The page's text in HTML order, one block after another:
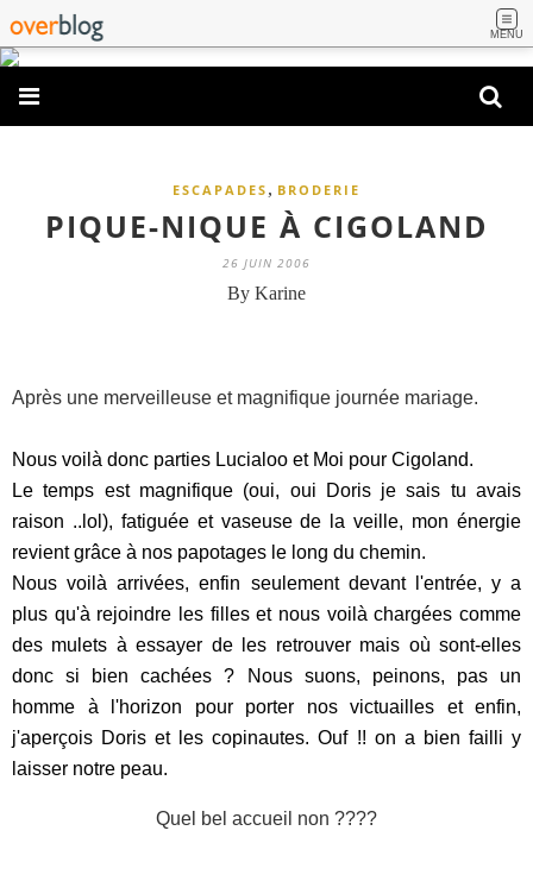
MENU
ESCAPADES , BRODERIE
PIQUE-NIQUE À CIGOLAND
26 JUIN 2006
By Karine
Après une merveilleuse et magnifique journée mariage.
Nous voilà donc parties Lucialoo et Moi pour Cigoland.
Le temps est magnifique (oui, oui Doris je sais tu avais
raison ..lol), fatiguée et vaseuse de la veille, mon énergie
revient grâce à nos papotages le long du chemin.
Nous voilà arrivées, enfin seulement devant l'entrée, y a
plus qu'à rejoindre les filles et nous voilà chargées comme
des mulets à essayer de les retrouver mais où sont-elles
donc si bien cachées ? Nous suons, peinons, pas un
homme à l'horizon pour porter nos victuailles et enfin,
j'aperçois Doris et les copinautes. Ouf !! on a bien failli y
laisser notre peau.
Quel bel accueil non ????